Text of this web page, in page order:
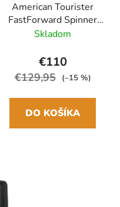
American Tourister
FastForward Spinner
55cm Oranžová Radiant
Skladom
€110
€129,95 (–15 %)
DO KOŠÍKA